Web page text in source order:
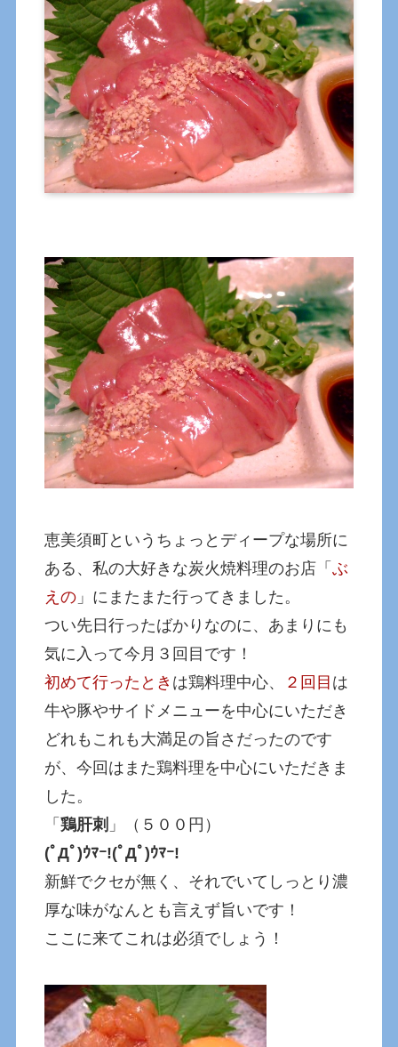
恵美須町というちょっとディープな場所に
ある、私の大好きな炭火焼料理のお店「ぶ
えの 」にまたまた行ってきました。
つい先日行ったばかりなのに、あまりにも
気に入って今月３回目です！
初めて行ったとき は鶏料理中心、 ２回目 は
牛や豚やサイドメニューを中心にいただき
どれもこれも大満足の旨さだったのです
が、今回はまた鶏料理を中心にいただきま
した。
「鶏肝刺 」（５００円）
(ﾟДﾟ)ｳﾏｰ!(ﾟДﾟ)ｳﾏｰ!
新鮮でクセが無く、それでいてしっとり濃
厚な味がなんとも言えず旨いです！
ここに来てこれは必須でしょう！